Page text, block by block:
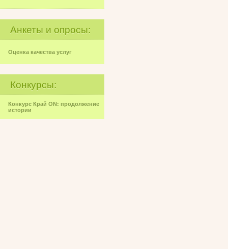
Анкеты и опросы:
Оценка качества услуг
Конкурсы:
Конкурс Край ON: продолжение
истории